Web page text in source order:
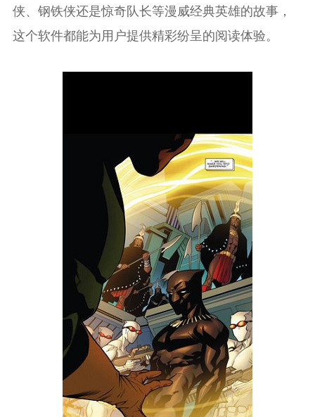
侠、钢铁侠还是惊奇队长等漫威经典英雄的故事，
这个软件都能为用户提供精彩纷呈的阅读体验。